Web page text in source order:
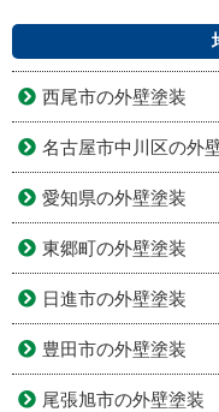
西尾市の外壁塗装
名古屋市中川区の外
愛知県の外壁塗装
東郷町の外壁塗装
日進市の外壁塗装
豊田市の外壁塗装
尾張旭市の外壁塗装